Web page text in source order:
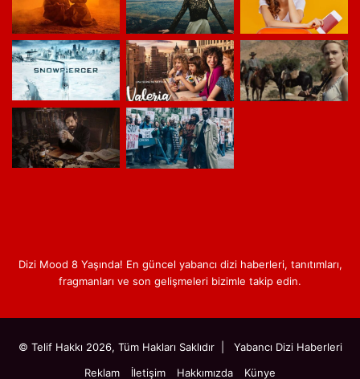
Dizi Mood 8 Yaşında! En güncel yabancı dizi haberleri, tanıtımları,
fragmanları ve son gelişmeleri bizimle takip edin.
© Telif Hakkı 2026, Tüm Hakları Saklıdır | Yabancı Dizi Haberleri
Reklam
İletişim Hakkımızda Künye